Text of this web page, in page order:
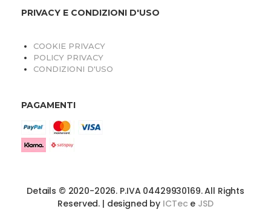
PRIVACY E CONDIZIONI D'USO
COOKIE PRIVACY
POLICY PRIVACY
CONDIZIONI D'USO
PAGAMENTI
Details © 2020-2026. P.IVA 04429930169. All Rights
Reserved. | designed by ICTec e JSD